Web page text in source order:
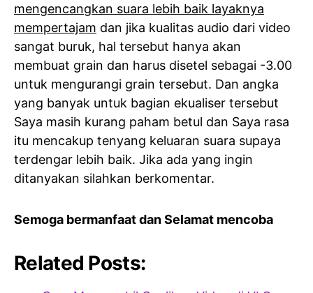
mengencangkan suara lebih baik layaknya
mempertajam dan jika kualitas audio dari video
sangat buruk, hal tersebut hanya akan
membuat grain dan harus disetel sebagai -3.00
untuk mengurangi grain tersebut. Dan angka
yang banyak untuk bagian ekualiser tersebut
Saya masih kurang paham betul dan Saya rasa
itu mencakup tenyang keluaran suara supaya
terdengar lebih baik. Jika ada yang ingin
ditanyakan silahkan berkomentar.
Semoga bermanfaat dan Selamat mencoba
Related Posts: